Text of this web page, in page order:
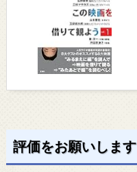
評価をお願いします